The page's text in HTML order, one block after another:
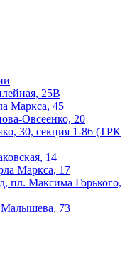
25В
Маркса, 45
Овсеенко, 20
30, секция 1-86 (ТРК
14
Маркса, 17
пл. Максима Горького,
Малышева, 73